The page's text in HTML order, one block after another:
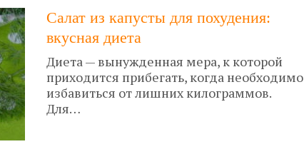
Салат из капусты для похудения:
вкусная диета
Диета — вынужденная мера, к которой
приходится прибегать, когда необходимо
избавиться от лишних килограммов.
Для…